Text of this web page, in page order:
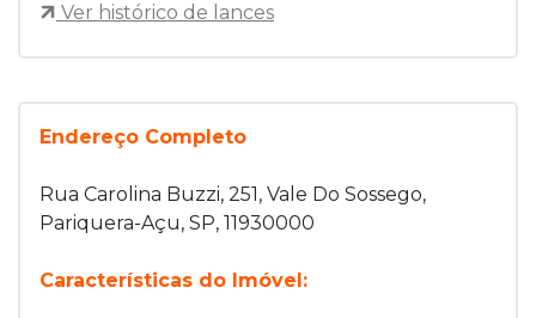
Endereço Completo
Rua Carolina Buzzi, 251, Vale Do Sossego,
Pariquera-Açu, SP, 11930000
Características do Imóvel:
Ver histórico de lances